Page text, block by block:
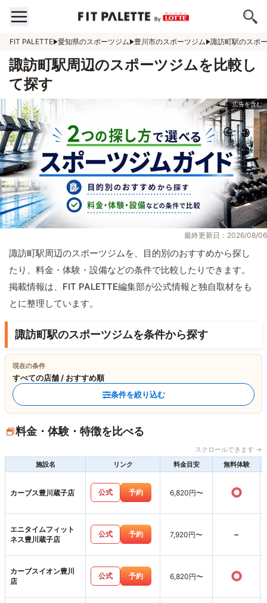
FIT PALETTE 愛知県のスポーツジム 豊川市のスポーツジム 諏訪町駅のスポ
諏訪町駅周辺のスポーツジムを比較し
て探す
最終更新日：2026/08/06
諏訪町駅周辺のスポーツジムを、目的別のおすすめから探し
たり、料金・体験・設備などの条件で比較したりできます。
掲載情報は、FIT PALETTE編集部が公式情報と独自取材をも
とに整理しています。
諏訪町駅のスポーツジムを条件から探す
現在の条件
すべての店舗 / おすすめ順
条件を絞り込む
料金・体験・特徴を比べる
スクロールできます →
施設名
リンク 料金目安 無料体験
カーブス豊川蔵子店 公式 予約 6,820円〜 ○
エニタイムフィット
ネス豊川蔵子店
公式 予約 7,920円〜 -
カーブスイオン豊川
店
公式 予約 6,820円〜 ○